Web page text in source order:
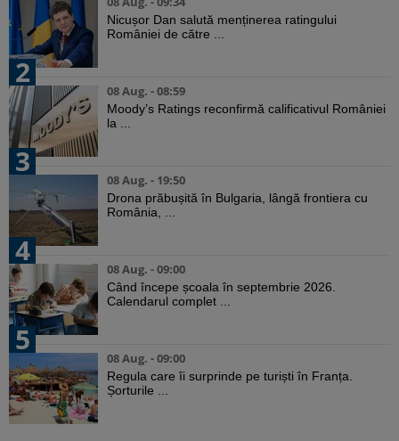
Nicușor Dan salută menținerea ratingului
României de către ...
2
08 Aug. - 08:59
Moody’s Ratings reconfirmă calificativul României
la ...
3
08 Aug. - 19:50
Drona prăbușită în Bulgaria, lângă frontiera cu
România, ...
4
08 Aug. - 09:00
Când începe școala în septembrie 2026.
Calendarul complet ...
5
08 Aug. - 09:00
Regula care îi surprinde pe turiști în Franța.
Șorturile ...